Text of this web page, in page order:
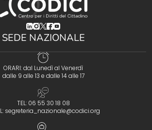
(opens in a new tab)
(opens in a new tab)
(opens in a new tab)
(opens in a new tab)
(opens in a new tab)
SEDE NAZIONALE
ORARI: dal Lunedì al Venerdì
dalle 9 alle 13 e dalle 14 alle 17
TEL: 06 55 30 18 08
segreteria_nazionale@codici.org